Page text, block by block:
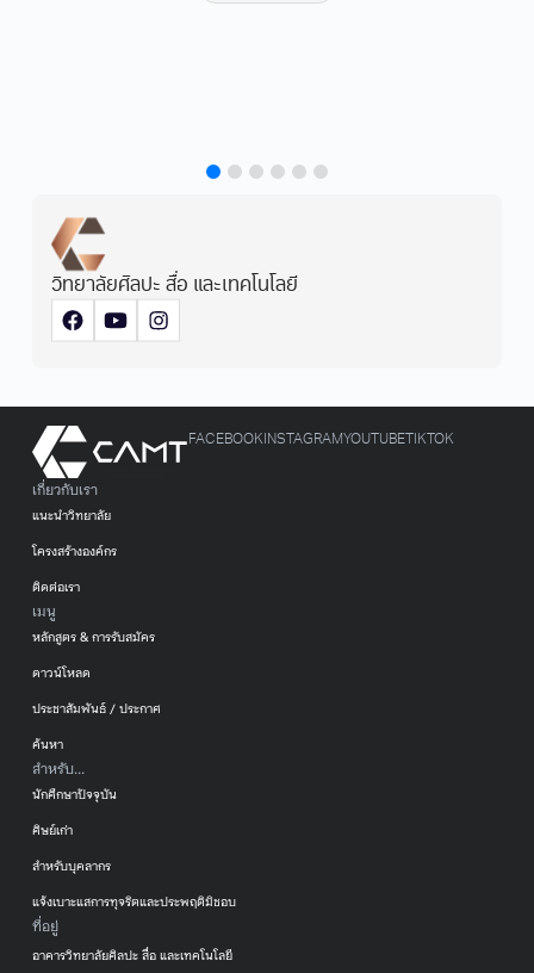
วิทยาลัยศิลปะ สื่อ และเทคโนโลยี
เกี่ยวกับเรา
แนะนำวิทยาลัย
โครงสร้างองค์กร
ติดต่อเรา
เมนู
หลักสูตร & การรับสมัคร
ดาวน์โหลด
ประชาสัมพันธ์ / ประกาศ
ค้นหา
สำหรับ...
นักศึกษาปัจจุบัน
ศิษย์เก่า
สำหรับบุคลากร
แจ้งเบาะแสการทุจริตและประพฤติมิชอบ
ที่อยู่
อาคารวิทยาลัยศิลปะ สื่อ และเทคโนโลยี
FACEBOOK INSTAGRAMYOUTUBETIKTOK